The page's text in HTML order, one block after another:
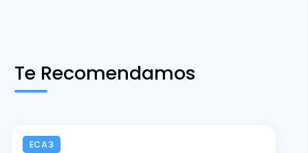
Te Recomendamos
ECA3